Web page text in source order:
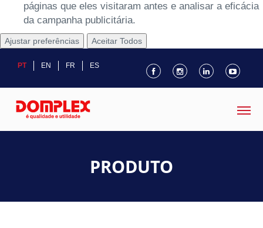
páginas que eles visitaram antes e analisar a eficácia
da campanha publicitária.
Ajustar preferências Aceitar Todos
PT EN FR ES
PRODUTO